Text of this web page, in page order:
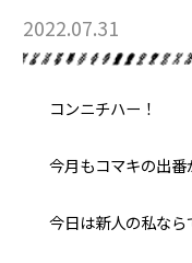
お問い合わせ
2022.07.31
コンニチハー！
今月もコマキの出番
今日は新人の私なら